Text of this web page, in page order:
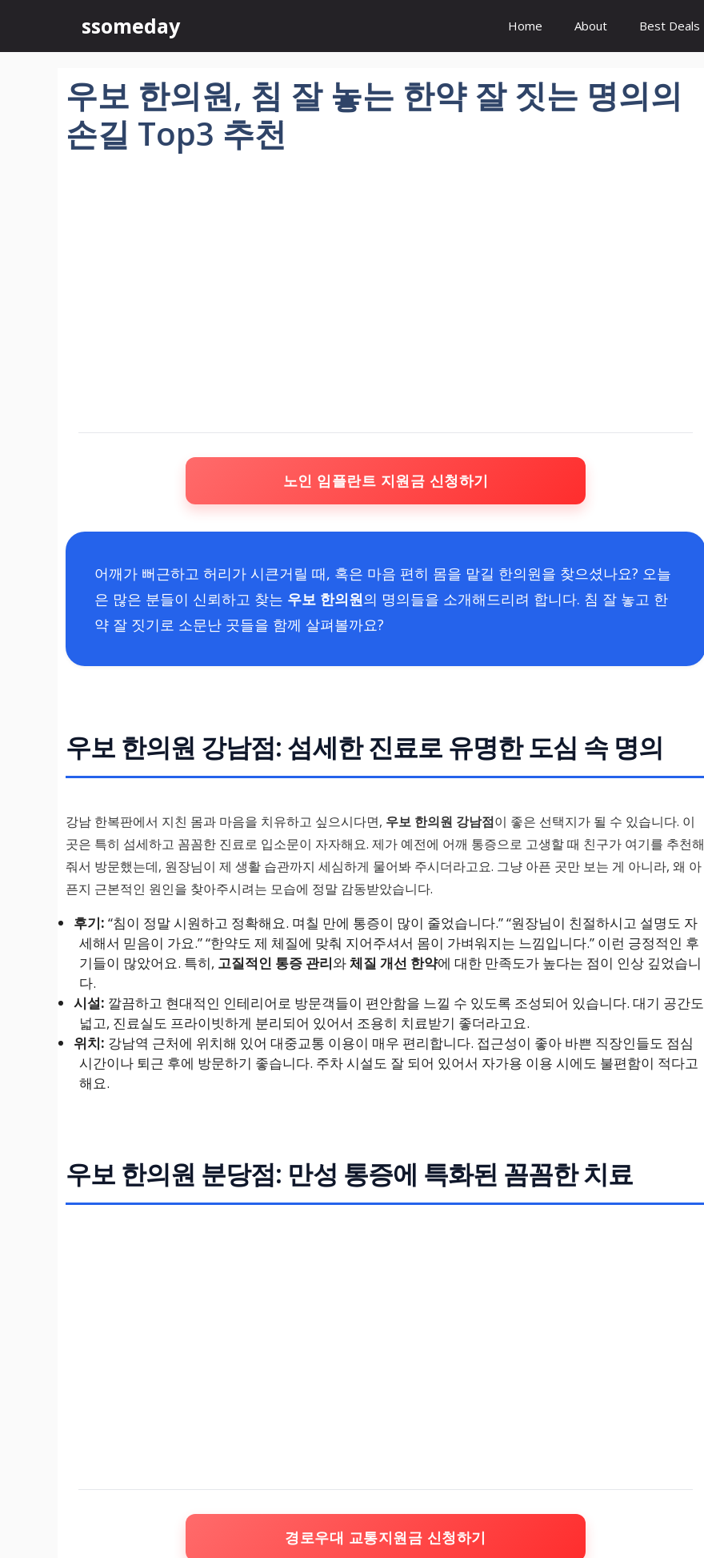
츠
ssomeday Home About Best Deals
우보 한의원, 침 잘 놓는 한약 잘 짓는 명의의
손길 Top3 추천
노인 임플란트 지원금 신청하기
어깨가 뻐근하고 허리가 시큰거릴 때, 혹은 마음 편히 몸을 맡길 한의원을 찾으셨나요? 오늘
은 많은 분들이 신뢰하고 찾는 우보 한의원의 명의들을 소개해드리려 합니다. 침 잘 놓고 한
약 잘 짓기로 소문난 곳들을 함께 살펴볼까요?
우보 한의원 강남점: 섬세한 진료로 유명한 도심 속 명의
강남 한복판에서 지친 몸과 마음을 치유하고 싶으시다면, 우보 한의원 강남점이 좋은 선택지가 될 수 있습니다. 이
곳은 특히 섬세하고 꼼꼼한 진료로 입소문이 자자해요. 제가 예전에 어깨 통증으로 고생할 때 친구가 여기를 추천해
줘서 방문했는데, 원장님이 제 생활 습관까지 세심하게 물어봐 주시더라고요. 그냥 아픈 곳만 보는 게 아니라, 왜 아
픈지 근본적인 원인을 찾아주시려는 모습에 정말 감동받았습니다.
후기: “침이 정말 시원하고 정확해요. 며칠 만에 통증이 많이 줄었습니다.” “원장님이 친절하시고 설명도 자
세해서 믿음이 가요.” “한약도 제 체질에 맞춰 지어주셔서 몸이 가벼워지는 느낌입니다.” 이런 긍정적인 후
기들이 많았어요. 특히, 고질적인 통증 관리와체질 개선 한약에 대한 만족도가 높다는 점이 인상 깊었습니
다.
시설: 깔끔하고 현대적인 인테리어로 방문객들이 편안함을 느낄 수 있도록 조성되어 있습니다. 대기 공간도
넓고, 진료실도 프라이빗하게 분리되어 있어서 조용히 치료받기 좋더라고요.
위치: 강남역 근처에 위치해 있어 대중교통 이용이 매우 편리합니다. 접근성이 좋아 바쁜 직장인들도 점심
시간이나 퇴근 후에 방문하기 좋습니다. 주차 시설도 잘 되어 있어서 자가용 이용 시에도 불편함이 적다고
해요.
우보 한의원 분당점: 만성 통증에 특화된 꼼꼼한 치료
경로우대 교통지원금 신청하기